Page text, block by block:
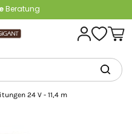
Beratung
– außer Sperrgut
24 V - 11,4 m